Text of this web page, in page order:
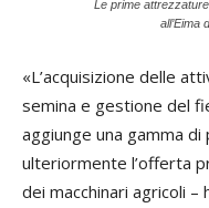
Le prime
all’Eima
«L’acquisizione delle
semina e gestione del
aggiunge una gamma
ulteriormente l’offerta
dei macchinari agricoli –